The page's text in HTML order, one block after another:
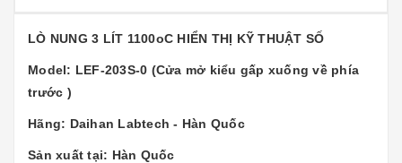
LÒ NUNG 3 LÍT 1100oC HIỂN THỊ KỸ THUẬT SỐ
Model: LEF-203S-0 (Cửa mở kiểu gấp xuống về phía
trước )
Hãng: Daihan Labtech - Hàn Quốc
Sản xuất tại: Hàn Quốc